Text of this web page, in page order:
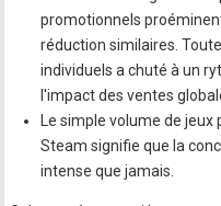
promotionnels
réduction similaires.
individuels a chuté à un
l'impact des ventes
Le simple volume de
Steam signifie que la
intense que jamais.